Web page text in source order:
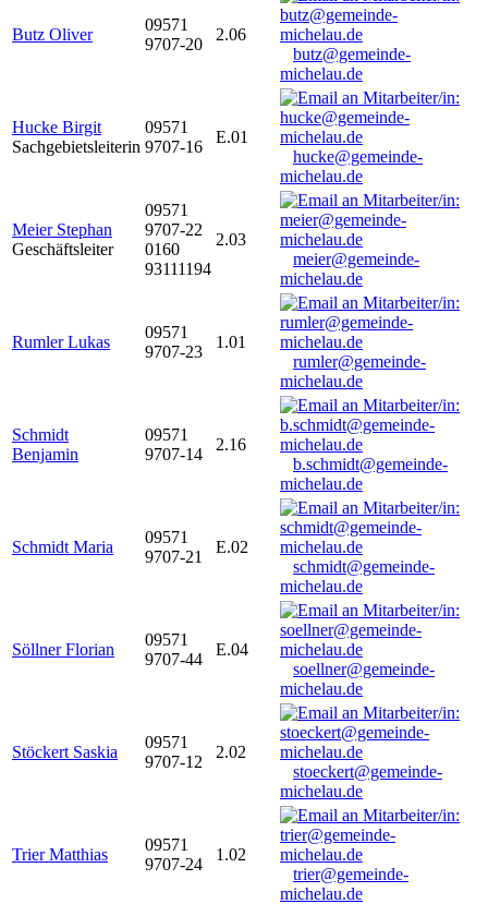
Butz Oliver
09571
9707-20
2.06
butz@gemeinde-
michelau.de
Hucke Birgit
Sachgebietsleiterin
09571
9707-16
E.01
hucke@gemeinde-
michelau.de
Meier Stephan
Geschäftsleiter
09571
9707-22
0160
93111194
2.03
meier@gemeinde-
michelau.de
Rumler Lukas
09571
9707-23
1.01
rumler@gemeinde-
michelau.de
Schmidt
Benjamin
09571
9707-14
2.16
b.schmidt@gemeinde-
michelau.de
Schmidt Maria
09571
9707-21
E.02
schmidt@gemeinde-
michelau.de
Söllner Florian
09571
9707-44
E.04
soellner@gemeinde-
michelau.de
Stöckert Saskia
09571
9707-12
2.02
stoeckert@gemeinde-
michelau.de
Trier Matthias
09571
9707-24
1.02
trier@gemeinde-
michelau.de